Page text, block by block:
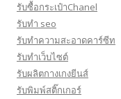
รับซื้อกระเป๋าChanel
รับทำ seo
รับทำความสะอาดคาร์ซีท
รับทําเว็บไซต์
รับผลิตกางเกงยีนส์
รับพิมพ์สติ๊กเกอร์